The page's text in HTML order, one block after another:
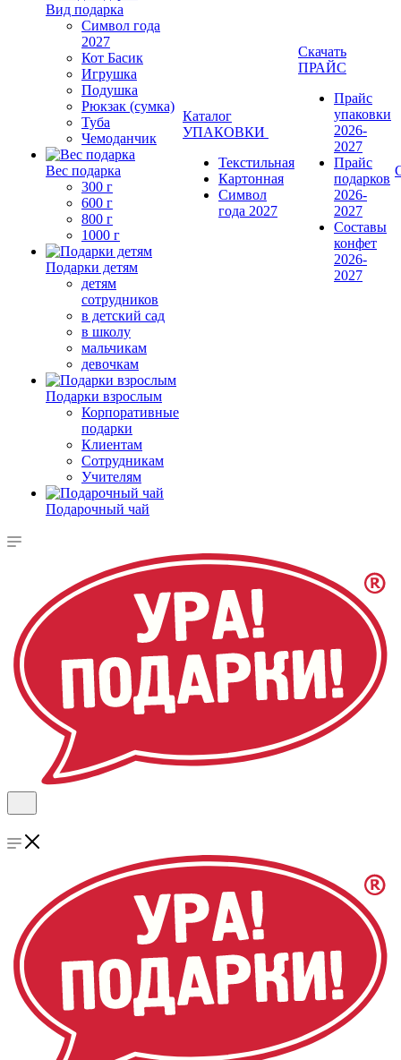
Вид подарка
Символ года
2027
Кот Басик
Игрушка
Подушка
Рюкзак (сумка)
Туба
Чемоданчик
Вес подарка
300 г
600 г
800 г
1000 г
Подарки детям
детям
сотрудников
в детский сад
в школу
мальчикам
девочкам
Подарки взрослым
Корпоративные
подарки
Клиентам
Сотрудникам
Учителям
Подарочный чай
Каталог
УПАКОВКИ
Текстильная
Картонная
Символ
года 2027
Скачать
ПРАЙС
Прайс
упаковки
2026-
2027
Прайс
подарков
2026-
2027
Составы
конфет
2026-
2027